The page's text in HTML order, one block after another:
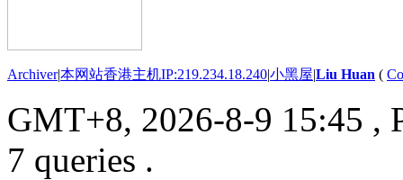
Archiver|本网站香港主机IP:219.234.18.240|小黑屋|Liu Huan (
GMT+8, 2026-8-9 15:45 ,
7 queries .